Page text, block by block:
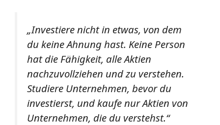
„Investiere nicht in etwas, von dem
du keine Ahnung hast. Keine Person
hat die Fähigkeit, alle Aktien
nachzuvollziehen und zu verstehen.
Studiere Unternehmen, bevor du
investierst, und kaufe nur Aktien von
Unternehmen, die du verstehst.“